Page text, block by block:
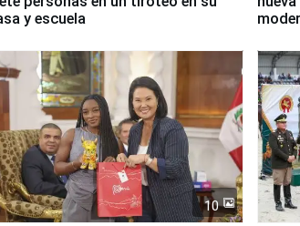
y escuela
10